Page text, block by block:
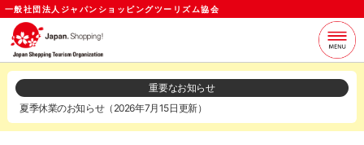
一般社団法人ジャパンショッピングツーリズム協会
当協会について 支援サービス
お知らせ
重要なお知らせ
夏季休業のお知らせ（2026年7月15日更新）